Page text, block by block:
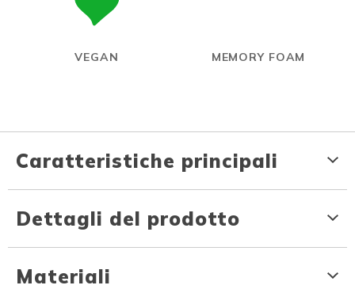
VEGAN MEMORY FOAM
Caratteristiche principali
Dettagli del prodotto
Materiali